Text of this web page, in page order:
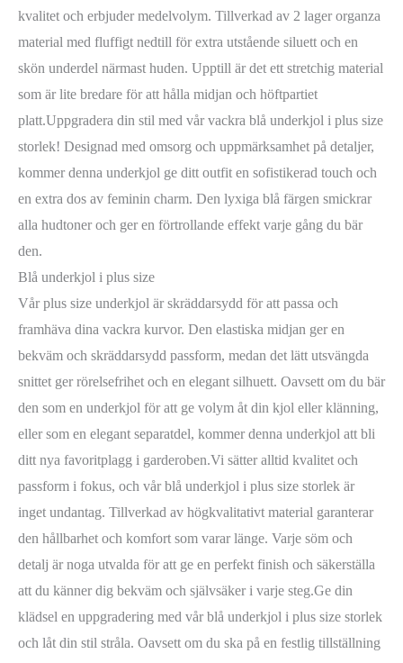
kvalitet och erbjuder medelvolym. Tillverkad av 2 lager organza
material med fluffigt nedtill för extra utstående siluett och en
skön underdel närmast huden. Upptill är det ett stretchig material
som är lite bredare för att hålla midjan och höftpartiet
platt.Uppgradera din stil med vår vackra blå underkjol i plus size
storlek! Designad med omsorg och uppmärksamhet på detaljer,
kommer denna underkjol ge ditt outfit en sofistikerad touch och
en extra dos av feminin charm. Den lyxiga blå färgen smickrar
alla hudtoner och ger en förtrollande effekt varje gång du bär
den.
Blå underkjol i plus size
Vår plus size underkjol är skräddarsydd för att passa och
framhäva dina vackra kurvor. Den elastiska midjan ger en
bekväm och skräddarsydd passform, medan det lätt utsvängda
snittet ger rörelsefrihet och en elegant silhuett. Oavsett om du bär
den som en underkjol för att ge volym åt din kjol eller klänning,
eller som en elegant separatdel, kommer denna underkjol att bli
ditt nya favoritplagg i garderoben.Vi sätter alltid kvalitet och
passform i fokus, och vår blå underkjol i plus size storlek är
inget undantag. Tillverkad av högkvalitativt material garanterar
den hållbarhet och komfort som varar länge. Varje söm och
detalj är noga utvalda för att ge en perfekt finish och säkerställa
att du känner dig bekväm och självsäker i varje steg.Ge din
klädsel en uppgradering med vår blå underkjol i plus size storlek
och låt din stil stråla. Oavsett om du ska på en festlig tillställning